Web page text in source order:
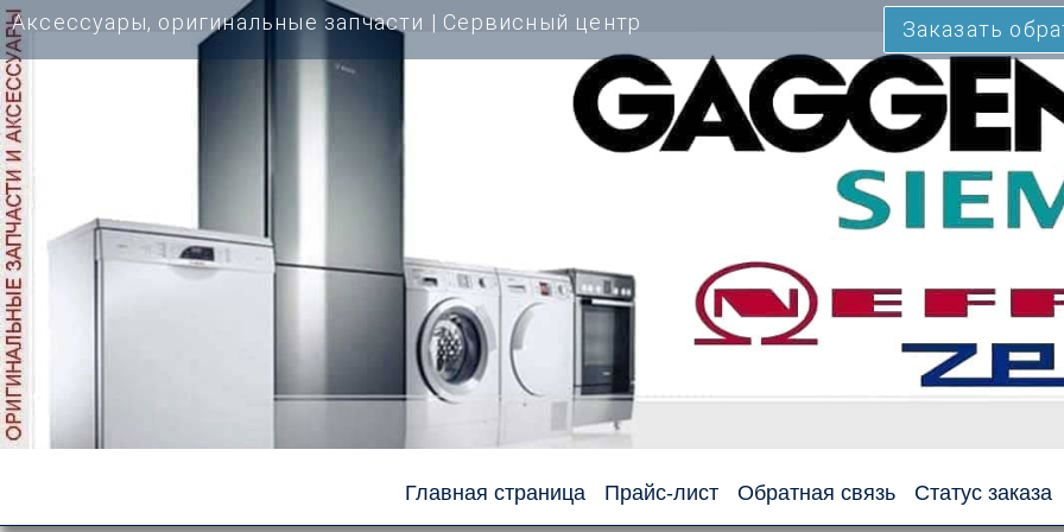
Перейти
к
содержимому
Аксессуары, оригинальные запчасти | Cервисный центр Заказать
Главная страница Прайс-лист Обратная связь Статус заказа